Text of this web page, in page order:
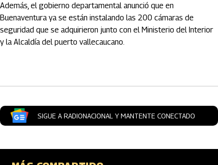
Además, el gobierno departamental anunció que en
Buenaventura ya se están instalando las 200 cámaras de
seguridad que se adquirieron junto con el Ministerio del Interior
y la Alcaldía del puerto vallecaucano.
SIGUE A RADIONACIONAL Y MANTENTE CONECTADO